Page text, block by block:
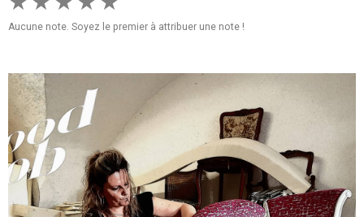
Aucune note. Soyez le premier à attribuer une note !